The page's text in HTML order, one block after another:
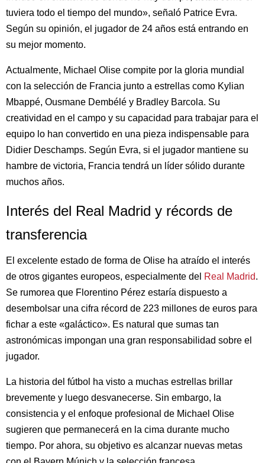
tuviera todo el tiempo del mundo», señaló Patrice Evra.
Según su opinión, el jugador de 24 años está entrando en
su mejor momento.
Actualmente, Michael Olise compite por la gloria mundial
con la selección de Francia junto a estrellas como Kylian
Mbappé, Ousmane Dembélé y Bradley Barcola. Su
creatividad en el campo y su capacidad para trabajar para el
equipo lo han convertido en una pieza indispensable para
Didier Deschamps. Según Evra, si el jugador mantiene su
hambre de victoria, Francia tendrá un líder sólido durante
muchos años.
Interés del Real Madrid y récords de
transferencia
El excelente estado de forma de Olise ha atraído el interés
de otros gigantes europeos, especialmente del Real Madrid.
Se rumorea que Florentino Pérez estaría dispuesto a
desembolsar una cifra récord de 223 millones de euros para
fichar a este «galáctico». Es natural que sumas tan
astronómicas impongan una gran responsabilidad sobre el
jugador.
La historia del fútbol ha visto a muchas estrellas brillar
brevemente y luego desvanecerse. Sin embargo, la
consistencia y el enfoque profesional de Michael Olise
sugieren que permanecerá en la cima durante mucho
tiempo. Por ahora, su objetivo es alcanzar nuevas metas